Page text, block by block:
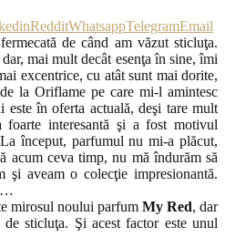
RedditWhatsappTelegramEmail
de când am văzut sticluţa.
mai mult decât esenţa în sine, îmi
excentrice, cu atât sunt mai dorite,
la Oriflame pe care mi-l amintesc
este în oferta actuală, deşi tare mult
interesantă şi a fost motivul
început, parfumul nu mi-a plăcut,
acum ceva timp, nu mă îndurăm să
şi aveam o colecţie impresionantă.
…
mirosul noului parfum My Red, dar
sticluţa. Şi acest factor este unul